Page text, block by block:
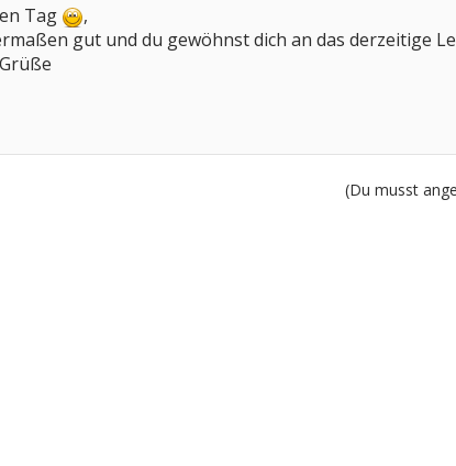
Tag
,
gut und du gewöhnst dich an das derzeitige
(Du musst